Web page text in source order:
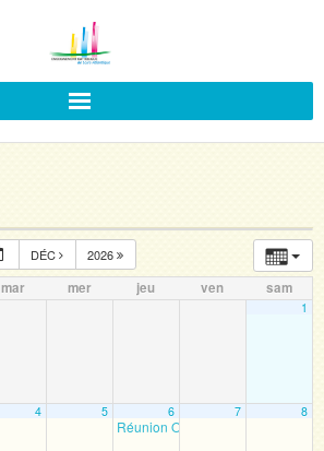
DÉC 2026
mar mer jeu ven sam
1
4 5 6
Réunion OGEC
7 8